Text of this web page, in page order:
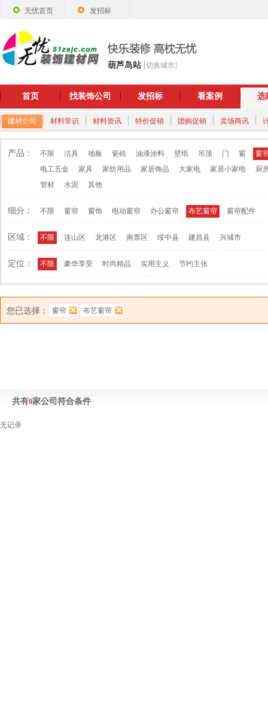
无忧首页 发招标
葫芦岛站 [切换城市]
首页 找装饰公司 发招标 看案例 选
建材公司 材料常识 材料资讯 特价促销 团购促销 卖场商讯
产品： 不限 洁具 地板 瓷砖 油漆涂料 壁纸 吊顶 门 窗
窗
电工五金
家具 家纺用品 家居饰品 大家电 家居小家电
厨
管材
水泥 其他
细分： 不限 窗帘 窗饰 电动窗帘 办公窗帘 布艺窗帘 窗帘配件
区域： 不限 连山区 龙港区 南票区 绥中县 建昌县 兴城市
定位： 不限 豪华享受 时尚精品 实用主义 节约主张
您已选择： 窗帘 布艺窗帘
共有0家公司符合条件
无记录